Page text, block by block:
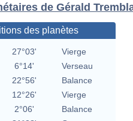
de Gérald
des planètes
27°03'
Vierge
6°14'
Verseau
22°56'
Balance
12°26'
Vierge
2°06'
Balance